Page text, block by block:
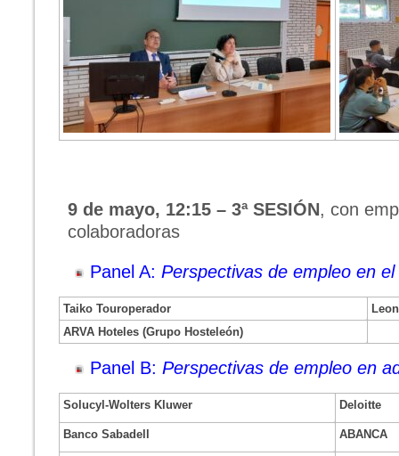
9 de mayo, 12:15 – 3ª SESIÓN, con
colaboradoras
Panel A: Perspectivas de empleo en
Taiko Touroperador
ARVA Hoteles (Grupo Hosteleón)
Panel B: Perspectivas de empleo en
Solucyl-Wolters Kluwer Deloitte
Banco Sabadell ABANCA